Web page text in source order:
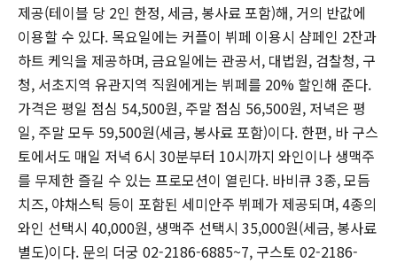
제공(테이블 당 2인 한정, 세금, 봉사료 포함)해, 거의 반값에
이용할 수 있다. 목요일에는 커플이 뷔페 이용시 샴페인 2잔과
하트 케익을 제공하며, 금요일에는 관공서, 대법원, 검찰청, 구
청, 서초지역 유관지역 직원에게는 뷔페를 20% 할인해 준다.
가격은 평일 점심 54,500원, 주말 점심 56,500원, 저녁은 평
일, 주말 모두 59,500원(세금, 봉사료 포함)이다. 한편, 바 구스
토에서도 매일 저녁 6시 30분부터 10시까지 와인이나 생맥주
를 무제한 즐길 수 있는 프로모션이 열린다. 바비큐 3종, 모듬
치즈, 야채스틱 등이 포함된 세미안주 뷔페가 제공되며, 4종의
와인 선택시 40,000원, 생맥주 선택시 35,000원(세금, 봉사료
별도)이다. 문의 더궁 02-2186-6885~7, 구스토 02-2186-